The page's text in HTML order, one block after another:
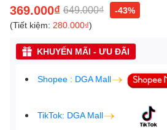
369.000₫ 649.000₫
-43%
(Tiết kiệm: 280.000₫)
KHUYẾN MÃI - ƯU ĐÃI
Shopee : DGA Mall
TikTok: DGA Mall